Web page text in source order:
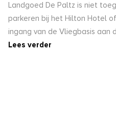
Landgoed De Paltz is niet
parkeren bij het Hilton Hotel
ingang van de Vliegbasis aan
Lees verder